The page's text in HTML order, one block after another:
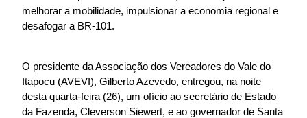
melhorar a mobilidade, impulsionar a economia regional e
desafogar a BR-101.
O presidente da Associação dos Vereadores do Vale do
Itapocu (AVEVI), Gilberto Azevedo, entregou, na noite
desta quarta-feira (26), um ofício ao secretário de Estado
da Fazenda, Cleverson Siewert, e ao governador de Santa